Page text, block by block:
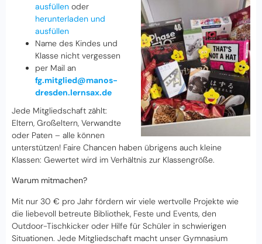
ausfüllen oder
herunterladen und
ausfüllen
Name des Kindes und
Klasse nicht vergessen
per Mail an
fg.mitglied@manos-
dresden.lernsax.de
Jede Mitgliedschaft zählt:
Eltern, Großeltern, Verwandte
oder Paten – alle können
unterstützen! Faire Chancen haben übrigens auch kleine
Klassen: Gewertet wird im Verhältnis zur Klassengröße.
Warum mitmachen?
Mit nur 30 € pro Jahr fördern wir viele wertvolle Projekte wie
die liebevoll betreute Bibliothek, Feste und Events, den
Outdoor-Tischkicker oder Hilfe für Schüler in schwierigen
Situationen. Jede Mitgliedschaft macht unser Gymnasium